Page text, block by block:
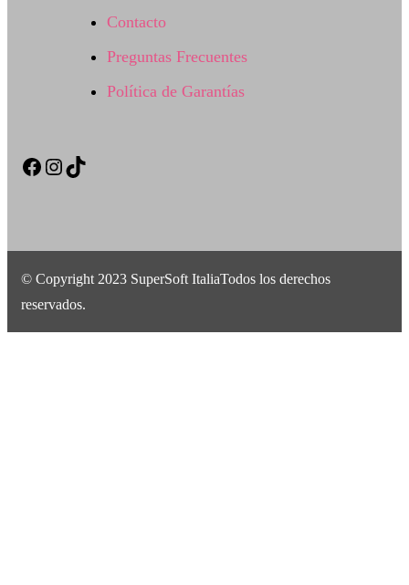
Contacto
Preguntas Frecuentes
Política de Garantías
Facebook
Instagram
TikTok
© Copyright 2023 SuperSoft ItaliaTodos los derechos
reservados.